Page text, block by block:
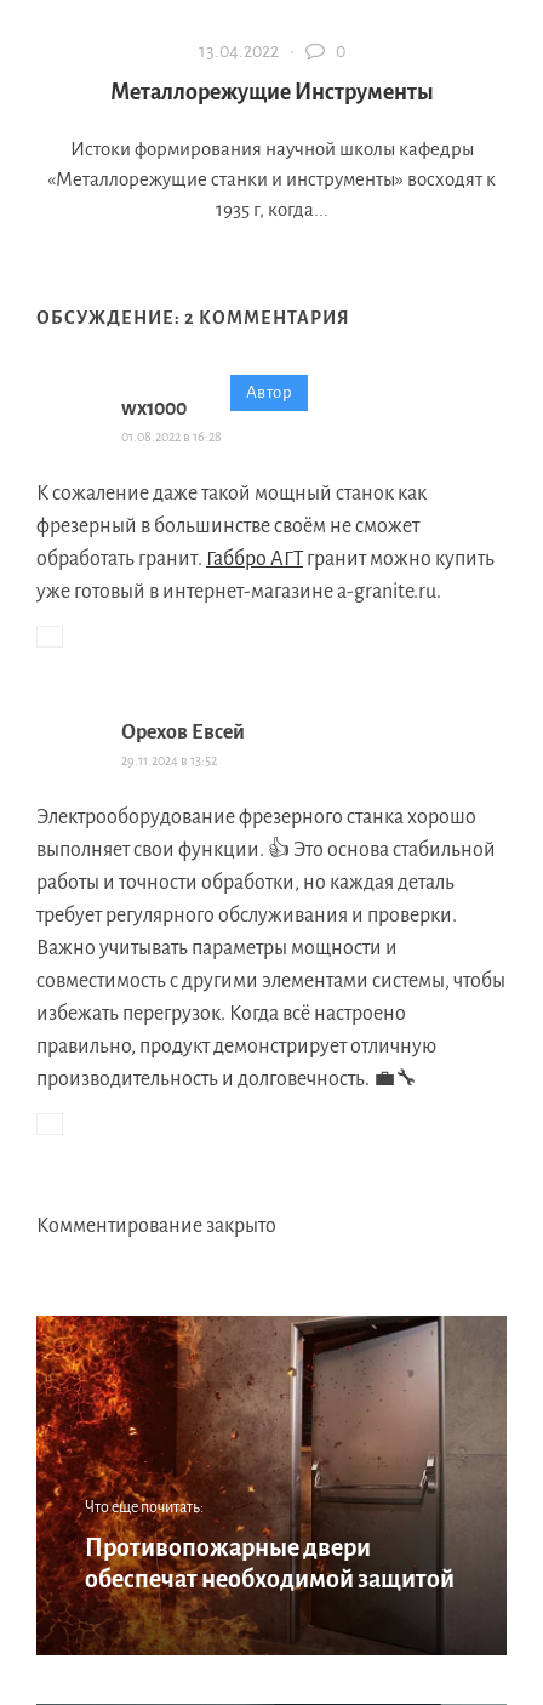
13.04.2022 · 0
Металлорежущие Инструменты
Истоки формирования научной школы кафедры
«Металлорежущие станки и инструменты» восходят к
1935 г, когда...
ОБСУЖДЕНИЕ: 2 КОММЕНТАРИЯ
wx1000
01.08.2022 в 16:28
К сожаление даже такой мощный станок как
фрезерный в большинстве своём не сможет
обработать гранит. Габбро АГТгранит можно купить
уже готовый в интернет-магазине a-granite.ru.
Орехов Евсей
29.11.2024 в 13:52
Электрооборудование фрезерного станка хорошо
выполняет свои функции. 👍 Это основа стабильной
работы и точности обработки, но каждая деталь
требует регулярного обслуживания и проверки.
Важно учитывать параметры мощности и
совместимость с другими элементами системы, чтобы
избежать перегрузок. Когда всё настроено
правильно, продукт демонстрирует отличную
производительность и долговечность. 💼🔧
Комментирование закрыто
Что еще почитать:
Противопожарные двери
обеспечат необходимой защитой